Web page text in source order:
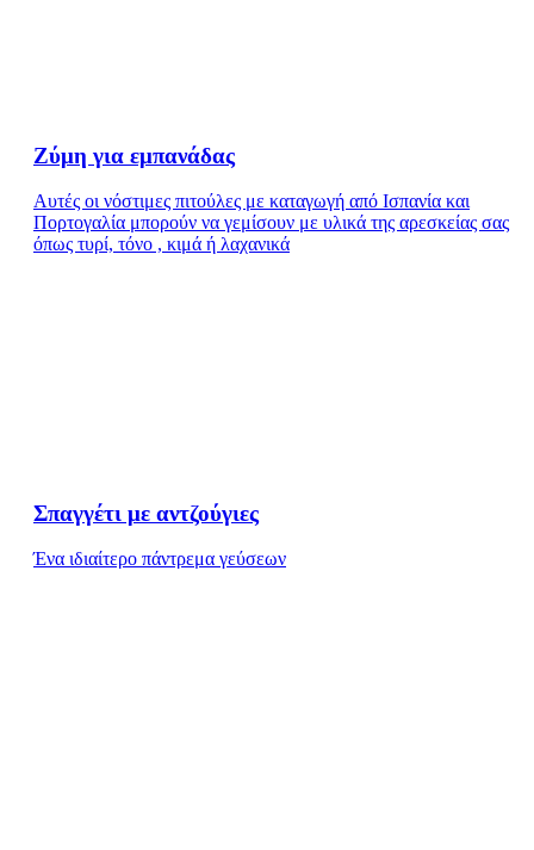
Ζύμη για εμπανάδας
Αυτές οι νόστιμες πιτούλες με καταγωγή από Ισπανία και
Πορτογαλία μπορούν να γεμίσουν με υλικά της αρεσκείας σας
όπως τυρί, τόνο , κιμά ή λαχανικά
Σπαγγέτι με αντζούγιες
Ένα ιδιαίτερο πάντρεμα γεύσεων